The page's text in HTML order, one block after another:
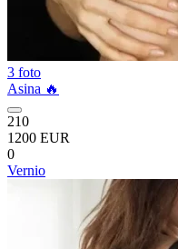
3 foto
Asina 🔥
210
1200 EUR
0
Vernio